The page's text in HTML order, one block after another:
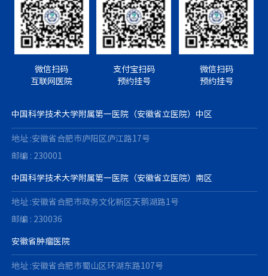
微信扫码
互联网医院
支付宝扫码
预约挂号
微信扫码
预约挂号
中国科学技术大学附属第一医院（安徽省立医院）中区
地址 :安徽省合肥市庐阳区庐江路17号
邮编 : 230001
中国科学技术大学附属第一医院（安徽省立医院）南区
地址 :安徽省合肥市政务文化新区天鹅湖路1号
邮编 : 230036
安徽省肿瘤医院
地址 :安徽省合肥市蜀山区环湖东路107号